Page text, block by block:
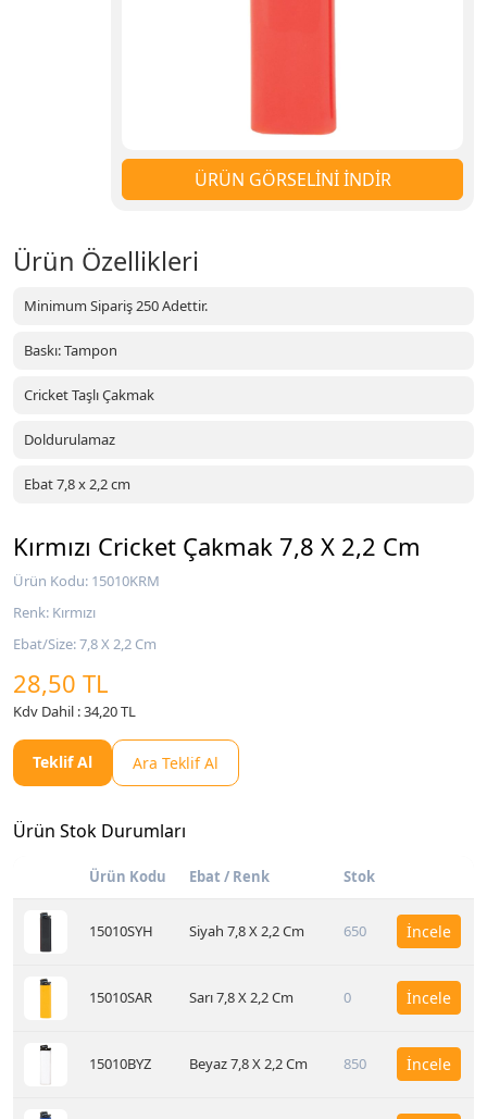
ÜRÜN GÖRSELİNİ İNDİR
Ürün Özellikleri
Minimum Sipariş 250 Adettir.
Baskı: Tampon
Cricket Taşlı Çakmak
Doldurulamaz
Ebat 7,8 x 2,2 cm
Kırmızı Cricket Çakmak 7,8 X 2,2 Cm
Ürün Kodu: 15010KRM
Renk: Kırmızı
Ebat/Size: 7,8 X 2,2 Cm
28,50 TL
Kdv Dahil : 34,20 TL
Teklif Al Ara Teklif Al
Ürün Stok Durumları
Ürün Kodu Ebat / Renk Stok
15010SYH Siyah 7,8 X 2,2 Cm 650 İncele
15010SAR Sarı 7,8 X 2,2 Cm 0 İncele
15010BYZ Beyaz 7,8 X 2,2 Cm 850 İncele